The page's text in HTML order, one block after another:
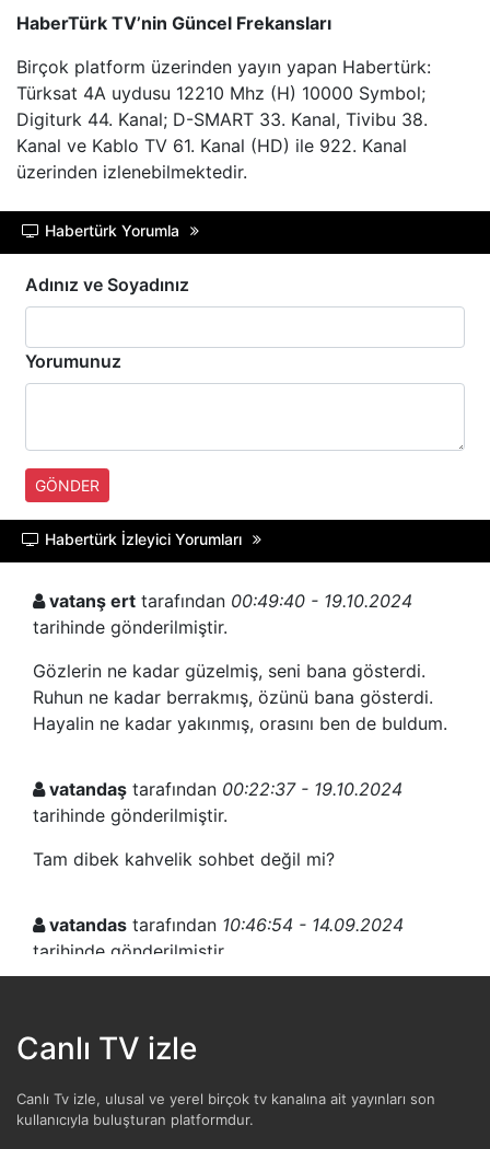
HaberTürk TV’nin Güncel Frekansları
Birçok platform üzerinden yayın yapan Habertürk:
Türksat 4A uydusu 12210 Mhz (H) 10000 Symbol;
Digiturk 44. Kanal; D-SMART 33. Kanal, Tivibu 38.
Kanal ve Kablo TV 61. Kanal (HD) ile 922. Kanal
üzerinden izlenebilmektedir.
Habertürk Yorumla
Adınız ve Soyadınız
Yorumunuz
GÖNDER
Habertürk İzleyici Yorumları
vatanş ert tarafından 00:49:40 - 19.10.2024
tarihinde gönderilmiştir.
Gözlerin ne kadar güzelmiş, seni bana gösterdi.
Ruhun ne kadar berrakmış, özünü bana gösterdi.
Hayalin ne kadar yakınmış, orasını ben de buldum.
vatandaş tarafından 00:22:37 - 19.10.2024
tarihinde gönderilmiştir.
Tam dibek kahvelik sohbet değil mi?
vatandas tarafından 10:46:54 - 14.09.2024
tarihinde gönderilmiştir.
vatandaştarafından
Türk haberinde oluyor mu?
Canlı TV izle
Canlı Tv izle, ulusal ve yerel birçok tv kanalına ait yayınları son
kullanıcıyla buluşturan platformdur.